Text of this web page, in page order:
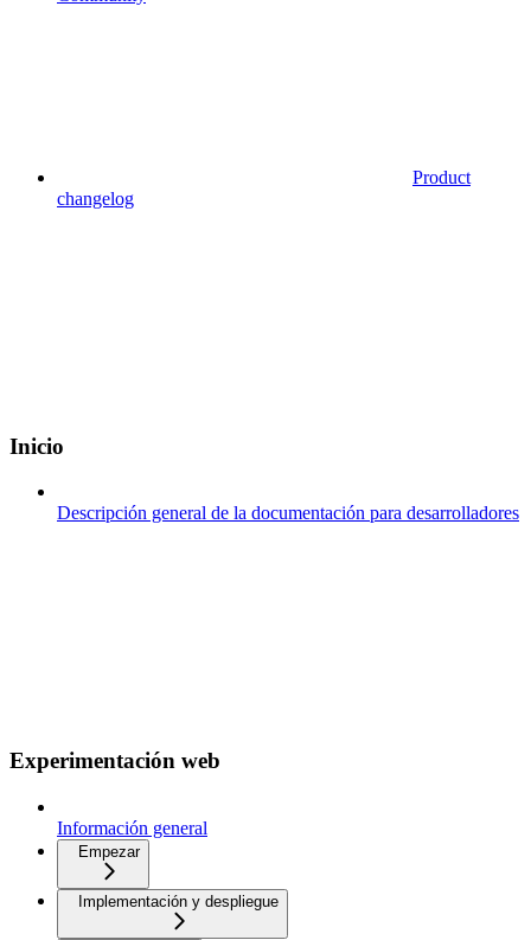
Product
changelog
Inicio
Descripción general de la documentación para desarrolladores
Experimentación web
Información general
Empezar
Implementación y despliegue